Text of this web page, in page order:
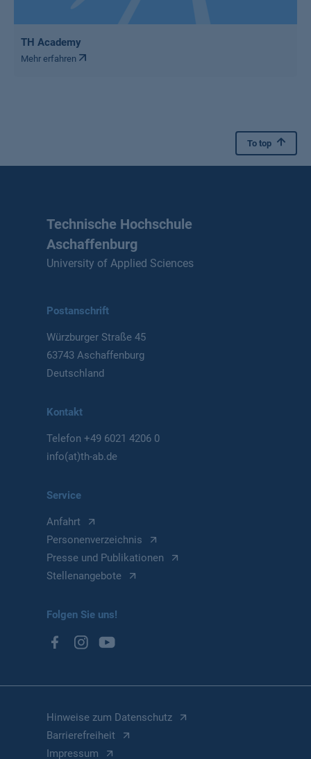
TH Academy
Mehr erfahren
To top
Technische Hochschule
Aschaffenburg
University of Applied Sciences
Postanschrift
Würzburger Straße 45
63743 Aschaffenburg
Deutschland
Kontakt
Telefon+49 6021 4206 0
info(at)th-ab.de
Service
Anfahrt
Personenverzeichnis
Presse und Publikationen
Stellenangebote
Folgen Sie uns!
Hinweise zum Datenschutz
Barrierefreiheit
Impressum